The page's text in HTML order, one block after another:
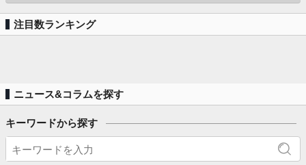
注目数ランキング
ニュース&コラムを探す
キーワードから探す